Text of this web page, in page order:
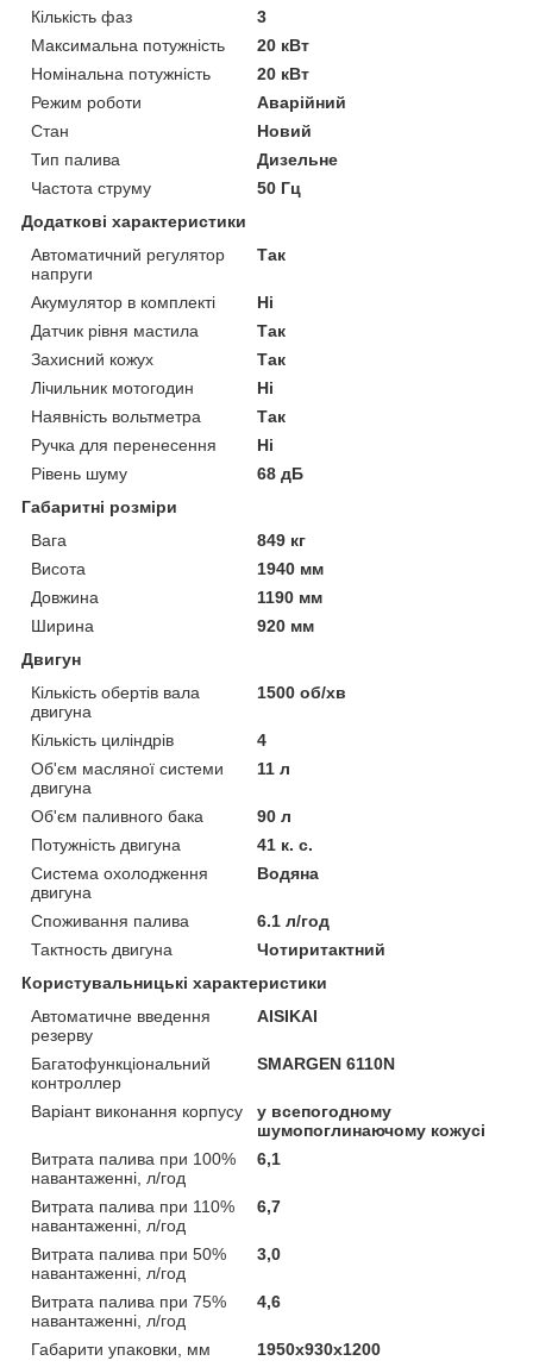
Кількість фаз
3
Максимальна потужність
20 кВт
Номінальна потужність
20 кВт
Режим роботи
Аварійний
Стан
Новий
Тип палива
Дизельне
Частота струму
50 Гц
Додаткові характеристики
Автоматичний регулятор
напруги
Так
Акумулятор в комплекті
Ні
Датчик рівня мастила
Так
Захисний кожух
Так
Лічильник мотогодин
Ні
Наявність вольтметра
Так
Ручка для перенесення
Ні
Рівень шуму
68 дБ
Габаритні розміри
Вага
849 кг
Висота
1940 мм
Довжина
1190 мм
Ширина
920 мм
Двигун
Кількість обертів вала
двигуна
1500 об/хв
Кількість циліндрів
4
Об'єм масляної системи
двигуна
11 л
Об'єм паливного бака
90 л
Потужність двигуна
41 к. с.
Система охолодження
двигуна
Водяна
Споживання палива
6.1 л/год
Тактность двигуна
Чотиритактний
Користувальницькі характеристики
Автоматичне введення
резерву
AISIKAI
Багатофункціональний
контроллер
SMARGEN 6110N
Варіант виконання корпусу
у всепогодному
шумопоглинаючому кожусі
Витрата палива при 100%
навантаженні, л/год
6,1
Витрата палива при 110%
навантаженні, л/год
6,7
Витрата палива при 50%
навантаженні, л/год
3,0
Витрата палива при 75%
навантаженні, л/год
4,6
Габарити упаковки, мм
1950х930х1200